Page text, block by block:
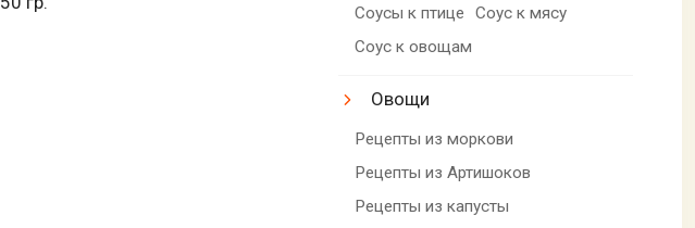
Соусы к птице
Соус к мясу
Соус к овощам
Овощи
Рецепты из моркови
Рецепты из Артишоков
Рецепты из капусты